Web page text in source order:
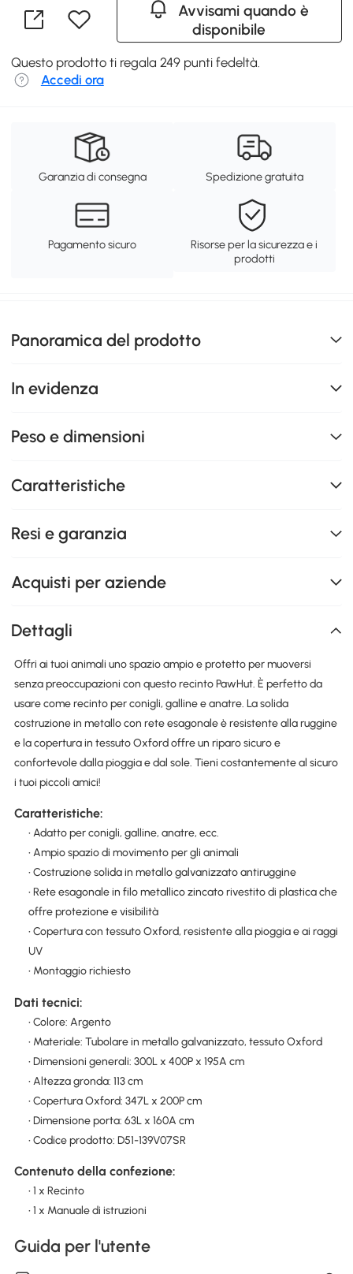
Avvisami quando è
disponibile
Questo prodotto ti regala 249 punti fedeltà.
Accedi ora
Garanzia di consegna Spedizione gratuita
Pagamento sicuro
Risorse per la sicurezza e i
prodotti
Panoramica del prodotto
In evidenza
Peso e dimensioni
Caratteristiche
Resi e garanzia
Acquisti per aziende
Dettagli
Offri ai tuoi animali uno spazio ampio e protetto per muoversi
senza preoccupazioni con questo recinto PawHut. È perfetto da
usare come recinto per conigli, galline e anatre. La solida
costruzione in metallo con rete esagonale è resistente alla ruggine
e la copertura in tessuto Oxford offre un riparo sicuro e
confortevole dalla pioggia e dal sole. Tieni costantemente al sicuro
i tuoi piccoli amici!
Caratteristiche:
• Adatto per conigli, galline, anatre, ecc.
• Ampio spazio di movimento per gli animali
• Costruzione solida in metallo galvanizzato antiruggine
• Rete esagonale in filo metallico zincato rivestito di plastica che
offre protezione e visibilità
• Copertura con tessuto Oxford, resistente alla pioggia e ai raggi
UV
• Montaggio richiesto
Dati tecnici:
• Colore: Argento
• Materiale: Tubolare in metallo galvanizzato, tessuto Oxford
• Dimensioni generali: 300L x 400P x 195A cm
• Altezza gronda: 113 cm
• Copertura Oxford: 347L x 200P cm
• Dimensione porta: 63L x 160A cm
• Codice prodotto: D51-139V07SR
Contenuto della confezione:
• 1 x Recinto
• 1 x Manuale di istruzioni
Guida per l'utente